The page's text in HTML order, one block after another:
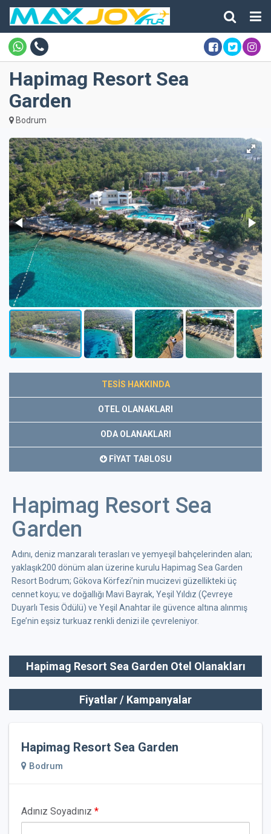
Hapimag Resort Sea
Garden
Bodrum
TESİS HAKKINDA
OTEL OLANAKLARI
ODA OLANAKLARI
FİYAT TABLOSU
Hapimag Resort Sea
Garden
Adını, deniz manzaralı terasları ve yemyeşil bahçelerinden alan;
yaklaşık200 dönüm alan üzerine kurulu Hapimag Sea Garden
Resort Bodrum; Gökova Körfezi’nin mucizevi güzellikteki üç
cennet koyu; ve doğallığı Mavi Bayrak, Yeşil Yıldız (Çevreye
Duyarlı Tesis Ödülü) ve Yeşil Anahtar ile güvence altına alınmış
Ege’nin eşsiz turkuaz renkli denizi ile çevreleniyor.
Hapimag Resort Sea Garden Otel Olanakları
Fiyatlar / Kampanyalar
Hapimag Resort Sea Garden
Bodrum
Adınız Soyadınız *